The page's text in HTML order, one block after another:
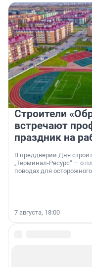
Строители
встречают
праздник на
В преддверии Дня
„Терминал-Ресурс“ — о
поводах для
7 августа, 18:00